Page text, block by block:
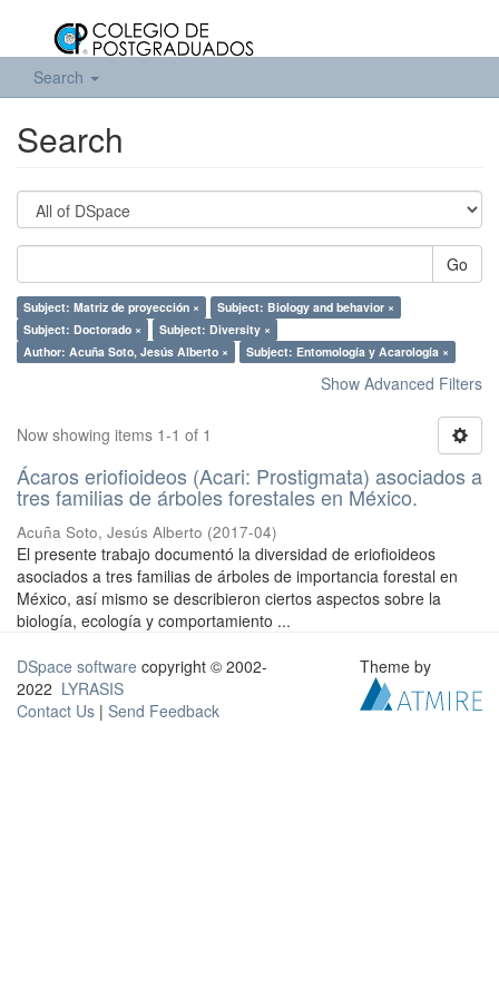
Search
Search
Go
Subject: Matriz de proyección ×
Subject: Biology and behavior ×
Subject: Doctorado ×
Subject: Diversity ×
Author: Acuña Soto, Jesús Alberto ×
Subject: Entomología y Acarología ×
Show Advanced Filters
Now showing items 1-1 of 1
Ácaros eriofioideos (Acari: Prostigmata) asociados a
tres familias de árboles forestales en México.
Acuña Soto, Jesús Alberto (2017-04)
El presente trabajo documentó la diversidad de eriofioideos
asociados a tres familias de árboles de importancia forestal en
México, así mismo se describieron ciertos aspectos sobre la
biología, ecología y comportamiento ...
DSpace software copyright © 2002-
2022 LYRASIS
Contact Us | Send Feedback
Theme by